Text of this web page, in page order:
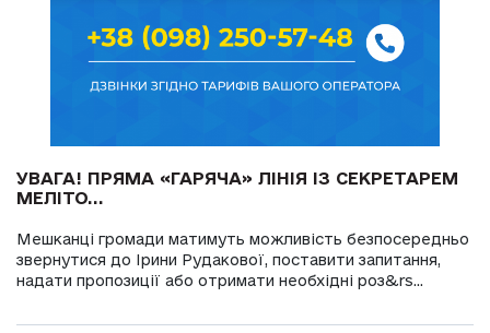
УВАГА! ПРЯМА «ГАРЯЧА» ЛІНІЯ ІЗ СЕКРЕТАРЕМ
МЕЛІТО...
Мешканці громади матимуть можливість безпосередньо
звернутися до Ірини Рудакової, поставити запитання,
надати пропозиції або отримати необхідні роз&rs...